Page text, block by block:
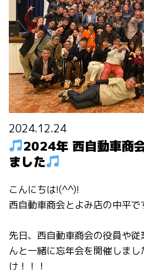
2024.12.24
2024年 西自動車商
ました
こんにちは!(^^)!
西自動車商会とよみ店の中平で
先日、西自動車商会の役員や
んと一緒に忘年会を開催しま
け！！！